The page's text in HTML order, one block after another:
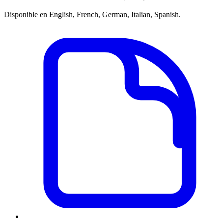
Disponible en English, French, German, Italian, Spanish.